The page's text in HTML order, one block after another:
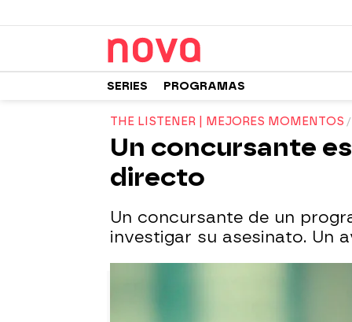
SERIES PROGRAMAS
THE LISTENER | MEJORES MOMENTOS
Un concursante
directo
Un concursante de un
investigar su asesinato. Un